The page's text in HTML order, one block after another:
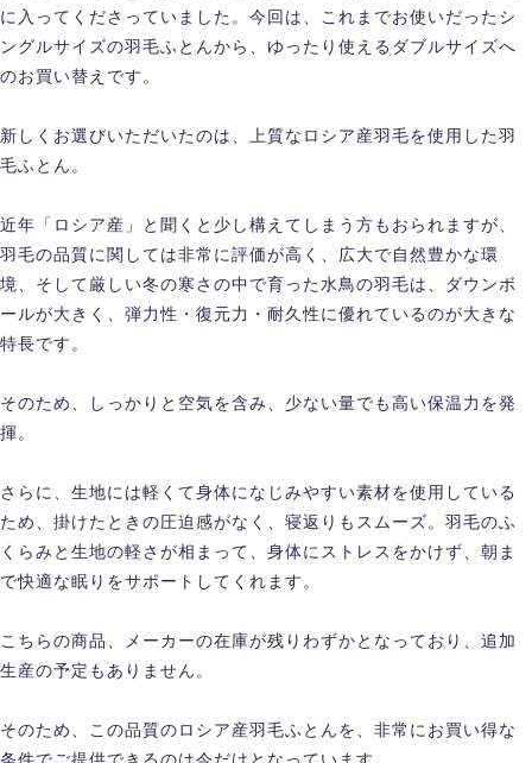
に入ってくださっていました。今回は、これまでお使いだったシ
ングルサイズの羽毛ふとんから、ゆったり使えるダブルサイズへ
のお買い替えです。
新しくお選びいただいたのは、上質なロシア産羽毛を使用した羽
毛ふとん。
近年「ロシア産」と聞くと少し構えてしまう方もおられますが、
羽毛の品質に関しては非常に評価が高く、広大で自然豊かな環
境、そして厳しい冬の寒さの中で育った水鳥の羽毛は、ダウンボ
ールが大きく、弾力性・復元力・耐久性に優れているのが大きな
特長です。
そのため、しっかりと空気を含み、少ない量でも高い保温力を発
揮。
さらに、生地には軽くて身体になじみやすい素材を使用している
ため、掛けたときの圧迫感がなく、寝返りもスムーズ。羽毛のふ
くらみと生地の軽さが相まって、身体にストレスをかけず、朝ま
で快適な眠りをサポートしてくれます。
こちらの商品、メーカーの在庫が残りわずかとなっており、追加
生産の予定もありません。
そのため、この品質のロシア産羽毛ふとんを、非常にお買い得な